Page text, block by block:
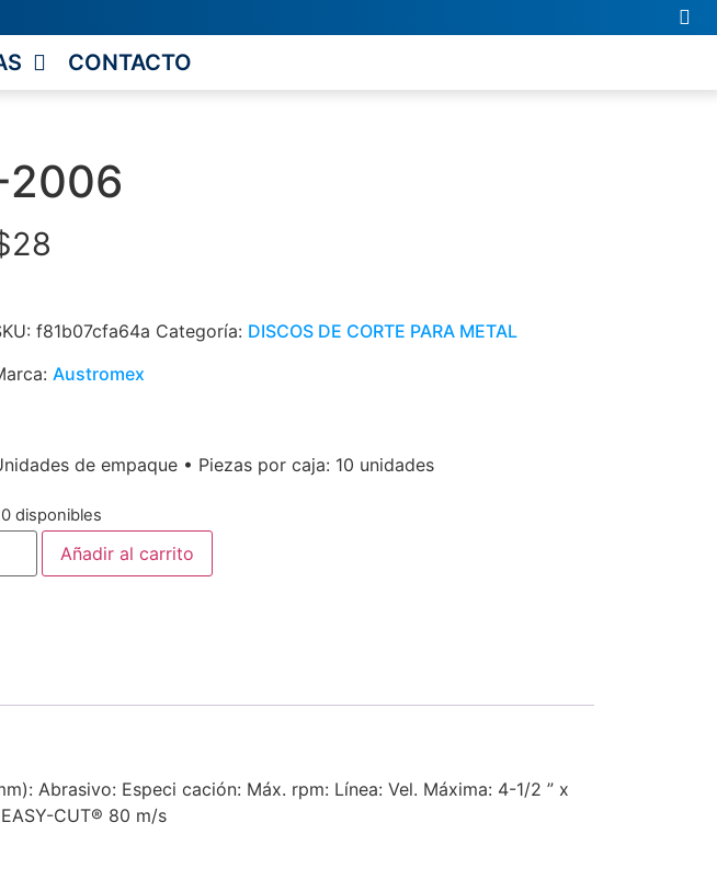
CONTACTO
28
f81b07cfa64a Categoría: DISCOS DE CORTE PARA METAL
Austromex
de empaque • Piezas por caja: 10 unidades
disponibles
Añadir al carrito
Abrasivo: Especi cación: Máx. rpm: Línea: Vel. Máxima: 4-1/2 ” x
CUT® 80 m/s